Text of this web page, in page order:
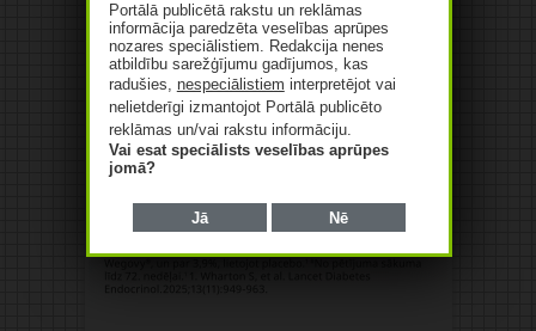
Portālā publicētā rakstu un reklāmas
informācija paredzēta veselības aprūpes
nozares speciālistiem. Redakcija nenes
atbildību sarežģījumu gadījumos, kas
radušies, nespeciālistiem interpretējot vai
nelietderīgi izmantojot Portālā publicēto
reklāmas un/vai rakstu informāciju.
Vai esat speciālists veselības aprūpes
jomā?
Jā Nē